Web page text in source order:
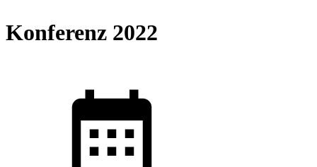
Konferenz 2022